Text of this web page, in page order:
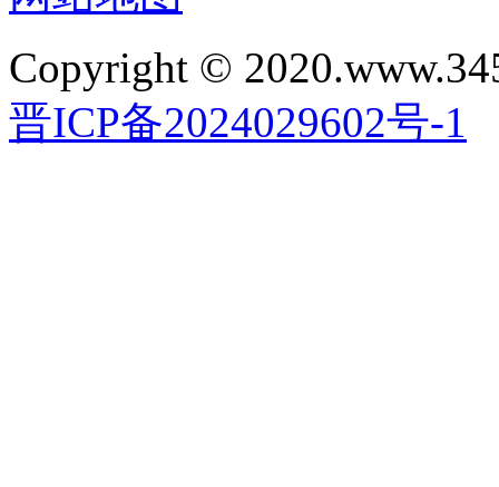
Copyright ©
晋ICP备2024029602号-1